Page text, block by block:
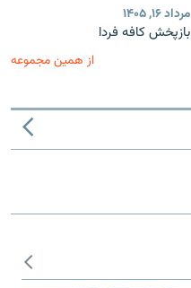
مرداد ۱۶, ۱۴۰۵
بازپخش کافه فردا
از همین مجموعه